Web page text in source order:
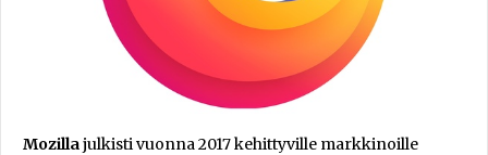
Mozillajulkisti vuonna 2017 kehittyville markkinoille